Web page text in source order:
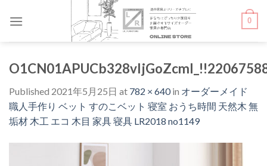
0
Published 2021年5月25日 at 782 × 640in オーダーメイド
職人手作り ベット すのこベット 寝室 おうち時間 天然木 無
垢材 木工 エコ 木目 家具 寝具 LR2018 no1149